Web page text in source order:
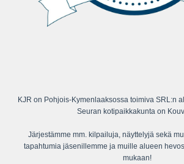
KJR on Pohjois-Kymenlaaksossa toimiva SRL:n
Seuran kotipaikkakunta on
Järjestämme mm. kilpailuja, näyttelyjä sekä
tapahtumia jäsenillemme ja muille alueen
mukaan!